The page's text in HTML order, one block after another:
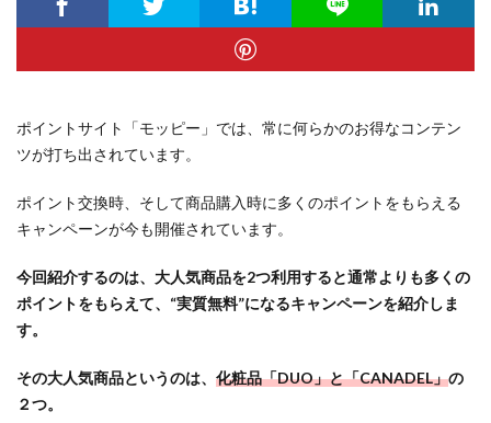
ポイントサイト「モッピー」では、常に何らかのお得なコンテン
ツが打ち出されています。
ポイント交換時、そして商品購入時に多くのポイントをもらえる
キャンペーンが今も開催されています。
今回紹介するのは、大人気商品を2つ利用すると通常よりも多くの
ポイントをもらえて、“実質無料”になるキャンペーンを紹介しま
す。
その大人気商品というのは、 化粧品「DUO」と「CANADEL」の
２つ。